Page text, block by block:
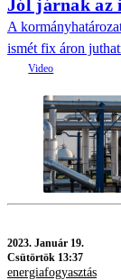
Jól járnak az
A
ismét fix áron
2023. Január 19.
Csütörtök 13:37
energiafogyasztás